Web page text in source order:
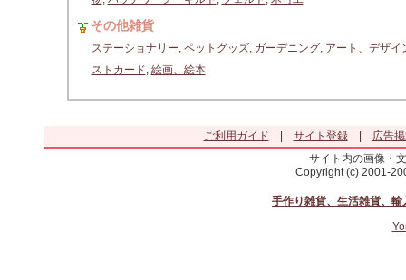
その他雑貨
ステーショナリー, ペットグッズ, ガーデニング, アート、デザイ
ストカード, 絵画、絵本
ご利用ガイド サイト登録|
広告
サイト内の画像・
Copyright (c) 2001-
手作り雑貨、生活雑貨、
-